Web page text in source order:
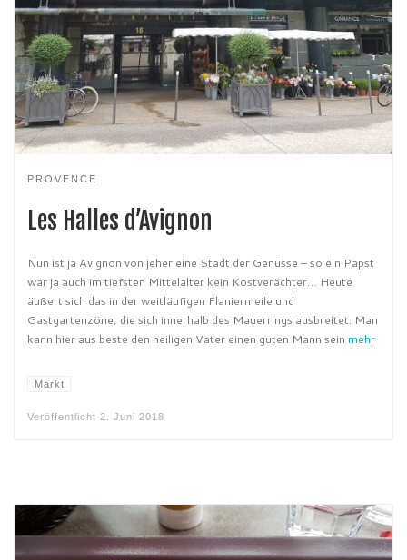
PROVENCE
Les Halles d’Avignon
Nun ist ja Avignon von jeher eine Stadt der Genüsse – so ein Papst
war ja auch im tiefsten Mittelalter kein Kostverächter… Heute
äußert sich das in der weitläufigen Flaniermeile und
Gastgartenzöne, die sich innerhalb des Mauerrings ausbreitet. Man
kann hier aus beste den heiligen Vater einen guten Mann sein mehr
Markt
Veröffentlicht 2. Juni 2018